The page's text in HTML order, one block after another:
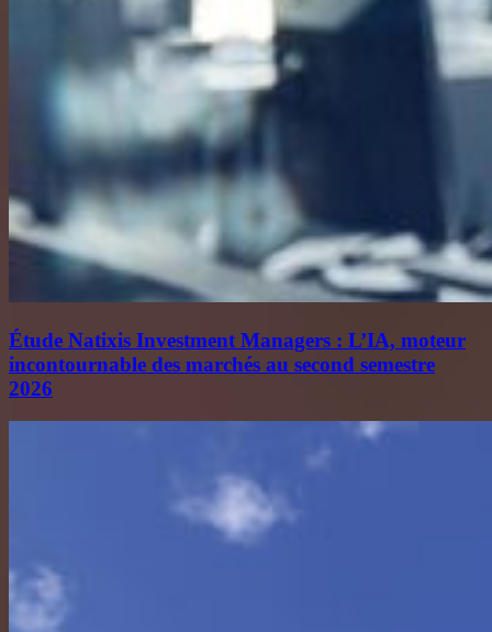
Étude Natixis Investment Managers : L’IA, moteur
incontournable des marchés au second semestre
2026